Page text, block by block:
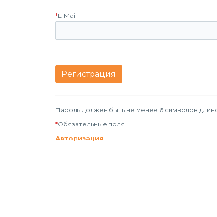
*E-Mail
Пароль должен быть не менее 6 символов
*Обязательные поля.
Авторизация